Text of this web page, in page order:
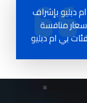
دبليو بإشراف
منافسة
بي ام دبليو